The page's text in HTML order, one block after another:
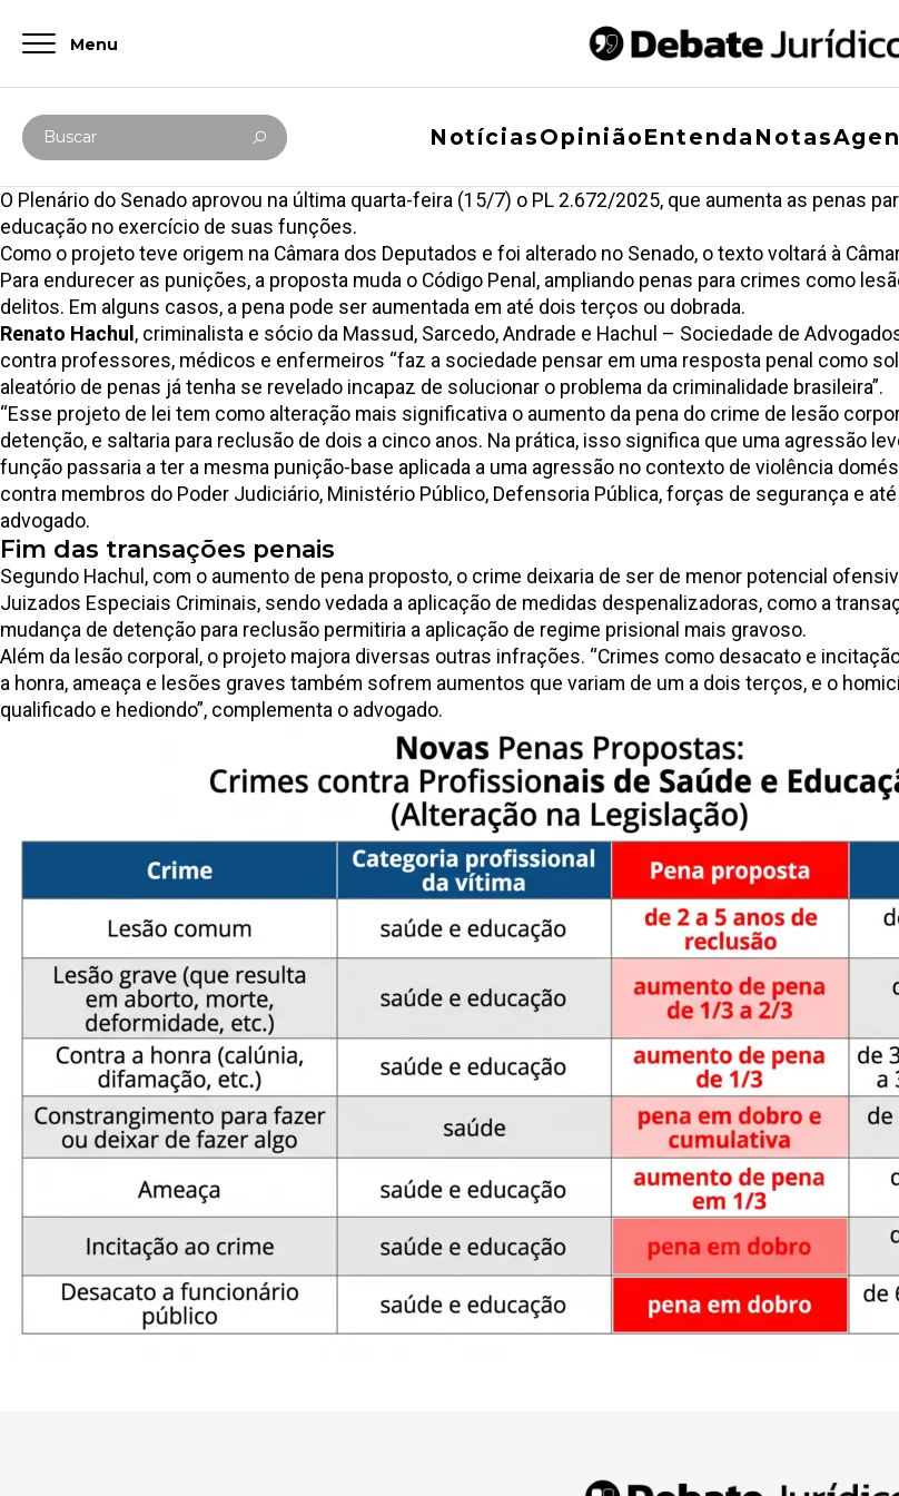
Menu
Digite abaixo sua busca
Buscar
NotíciasOpiniãoEntenda Notas
O Plenário do Senado aprovou na última quarta-feira (15/7) o PL 2.672/2025, que aumenta as penas
educação no exercício de suas funções.
Como o projeto teve origem na Câmara dos Deputados e foi alterado no Senado, o texto voltará à
Para endurecer as punições, a proposta muda o Código Penal, ampliando penas para crimes como
delitos. Em alguns casos, a pena pode ser aumentada em até dois terços ou dobrada.
Renato Hachul , criminalista e sócio da Massud, Sarcedo, Andrade e Hachul – Sociedade de
contra professores, médicos e enfermeiros “faz a sociedade pensar em uma resposta penal como
aleatório de penas já tenha se revelado incapaz de solucionar o problema da criminalidade brasileira”.
“Esse projeto de lei tem como alteração mais significativa o aumento da pena do crime de lesão
detenção, e saltaria para reclusão de dois a cinco anos. Na prática, isso significa que uma agressão
função passaria a ter a mesma punição-base aplicada a uma agressão no contexto de violência
contra membros do Poder Judiciário, Ministério Público, Defensoria Pública, forças de segurança e
advogado.
Fim das transações penais
Segundo Hachul, com o aumento de pena proposto, o crime deixaria de ser de menor potencial
Juizados Especiais Criminais, sendo vedada a aplicação de medidas despenalizadoras, como a
mudança de detenção para reclusão permitiria a aplicação de regime prisional mais gravoso.
Além da lesão corporal, o projeto majora diversas outras infrações. “Crimes como desacato e
a honra, ameaça e lesões graves também sofrem aumentos que variam de um a dois terços, e o
qualificado e hediondo”, complementa o advogado.